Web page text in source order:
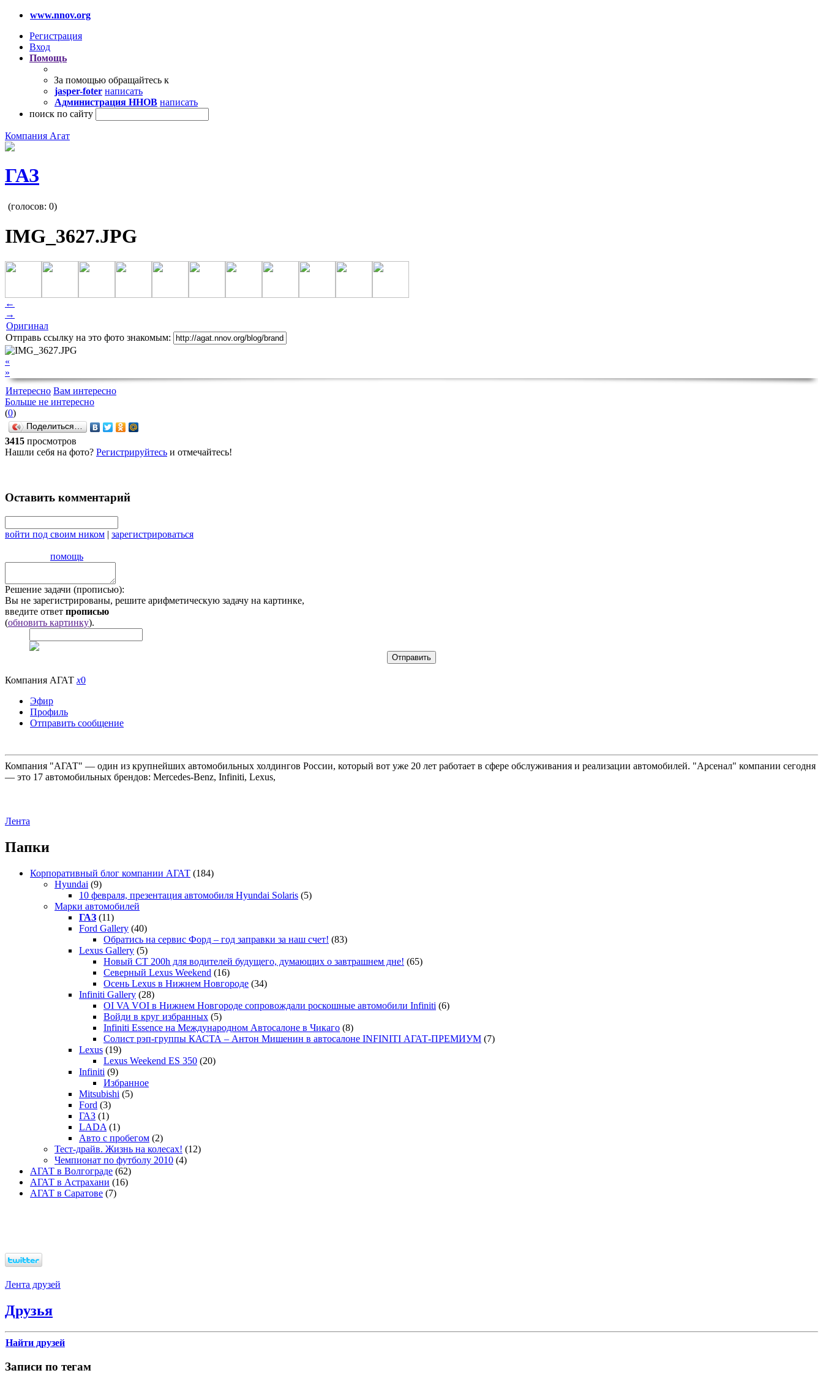
www.nnov.org
Регистрация
Вход
Помощь
За помощью обращайтесь к
jasper-foter написать
Администрация ННОВ написать
поиск по сайту
Компания Агат
ГАЗ
(голосов: 0)
IMG_3627.JPG
←
→
Оригинал
Отправь ссылку на это фото знакомым:
«
»
Интересно Вам интересно
Больше не интересно
(0)
Поделиться…
3415 просмотров
Нашли себя на фото? Регистрируйтесь и отмечайтесь!
Оставить комментарий
войти под своим ником | зарегистрироваться
помощь
Решение задачи (прописью):
Вы не зарегистрированы, решите арифметическую задачу на картинке,
введите ответ прописью
(обновить картинку).
Компания АГАТ x0
Эфир
Профиль
Отправить сообщение
Компания "АГАТ" — один из крупнейших автомобильных холдингов России, который вот уже 20 лет работает в сфере обслуживания и реализации автомобилей. "Арсенал" компании сегодня
— это 17 автомобильных брендов: Mercedes-Benz, Infiniti, Lexus,
Лента
Папки
Корпоративный блог компании АГАТ (184)
Hyundai (9)
10 февраля, презентация автомобиля Hyundai Solaris (5)
Марки автомобилей
ГАЗ (11)
Ford Gallery (40)
Обратись на сервис Форд – год заправки за наш счет! (83)
Lexus Gallery (5)
Новый CT 200h для водителей будущего, думающих о завтрашнем дне! (65)
Северный Lexus Weekend (16)
Осень Lexus в Нижнем Новгороде (34)
Infiniti Gallery (28)
OI VA VOI в Нижнем Новгороде сопровождали роскошные автомобили Infiniti (6)
Войди в круг избранных (5)
Infiniti Essence на Международном Автосалоне в Чикаго (8)
Солист рэп-группы КАСТА – Антон Мишенин в автосалоне INFINITI АГАТ-ПРЕМИУМ (7)
Lexus (19)
Lexus Weekend ES 350 (20)
Infiniti (9)
Избранное
Mitsubishi (5)
Ford (3)
ГАЗ (1)
LADA (1)
Авто с пробегом (2)
Тест-драйв. Жизнь на колесах! (12)
Чемпионат по футболу 2010 (4)
АГАТ в Волгограде (62)
АГАТ в Астрахани (16)
АГАТ в Саратове (7)
Лента друзей
Друзья
Найти друзей
Записи по тегам